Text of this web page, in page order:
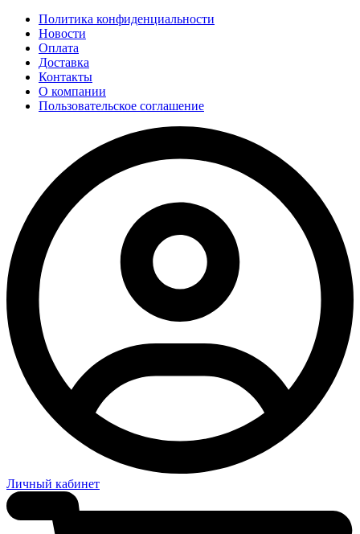
Политика конфиденциальности
Новости
Оплата
Доставка
Контакты
О компании
Пользовательское соглашение
Личный кабинет